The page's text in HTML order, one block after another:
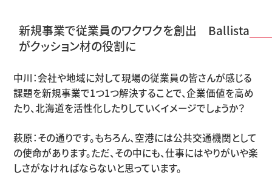
新規事業で従業員のワクワクを創出 Ballista
がクッション材の役割に
中川：会社や地域に対して現場の従業員の皆さんが感じる
課題を新規事業で1つ1つ解決することで、企業価値を高め
たり、北海道を活性化したりしていくイメージでしょうか？
萩原：その通りです。もちろん、空港には公共交通機関として
の使命があります。ただ、その中にも、仕事にはやりがいや楽
しさがなければならないと思っています。